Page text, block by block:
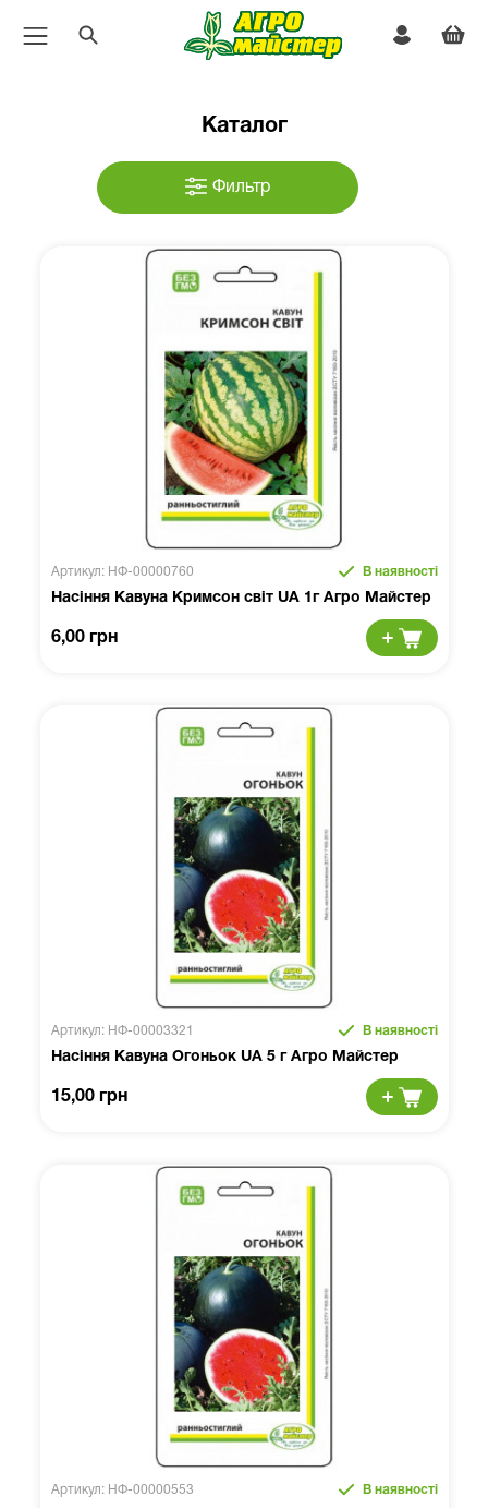
Каталог
Фильтр
Артикул: НФ-00000760 В наявності
Насіння Кавуна Кримсон світ UA 1г Агро Майстер
6,00 грн
Артикул: НФ-00003321 В наявності
Насіння Кавуна Огоньок UA 5 г Агро Майстер
15,00 грн
Артикул: НФ-00000553 В наявності